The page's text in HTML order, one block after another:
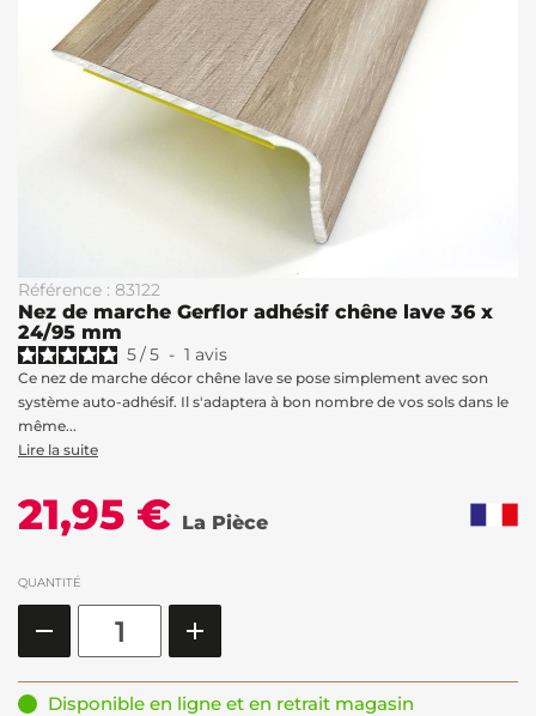
Référence : 83122
Nez de marche Gerflor adhésif chêne lave 36 x
24/95 mm
5/5 - 1 avis
Ce nez de marche décor chêne lave se pose simplement avec son
système auto-adhésif. Il s'adaptera à bon nombre de vos sols dans le
même...
Lire la suite
21,95 € La Pièce
QUANTITÉ
Disponible en ligne et en retrait magasin